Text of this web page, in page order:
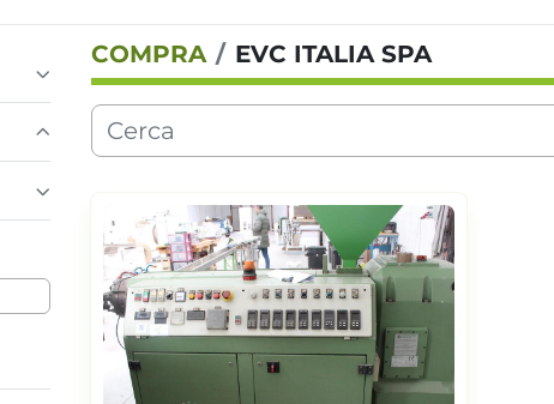
COMPRA EVC ITALIA SPA